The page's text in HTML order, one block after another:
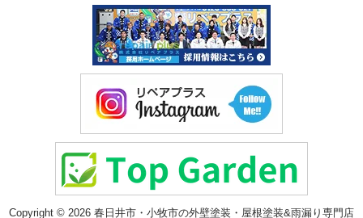
Copyright © 2026 春日井市・小牧市の外壁塗装・屋根塗装&雨漏り専門店